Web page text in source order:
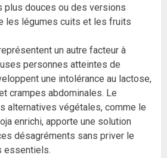
plus douces ou des versions
les légumes cuits et les fruits
un autre facteur à
personnes atteintes de
une intolérance au lactose,
crampes abdominales. Le
alternatives végétales, comme le
enrichi, apporte une solution
désagréments sans priver le
essentiels.